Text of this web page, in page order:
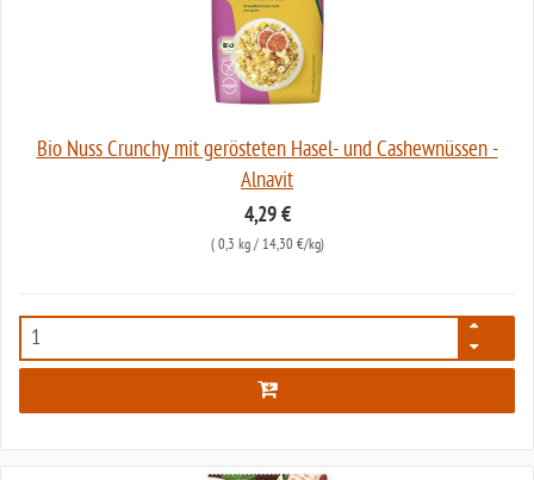
Bio Nuss Crunchy mit gerösteten Hasel- und Cashewnüssen -
Alnavit
4,29 €
( 0,3 kg/ 14,30 €/kg)
5470